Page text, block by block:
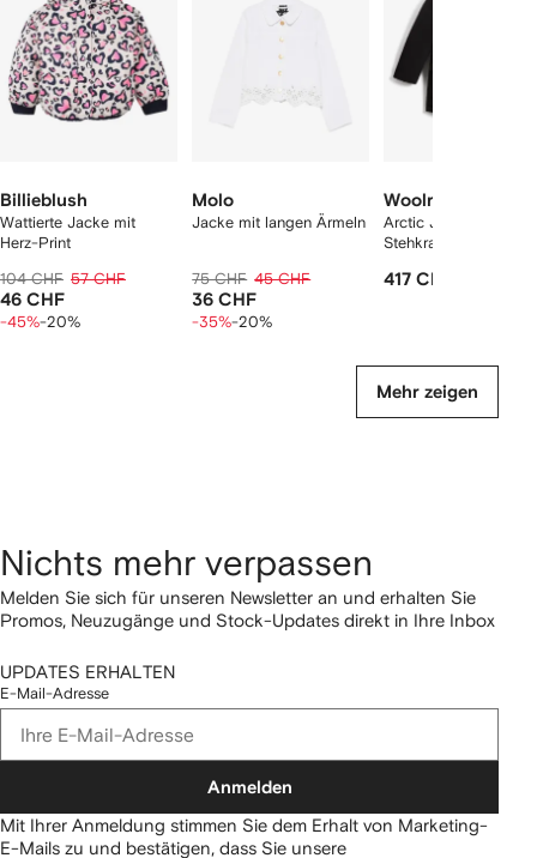
Billieblush
Wattierte Jacke mit
Herz-Print
104 CHF 57 CHF
46 CHF
-45%-20%
Molo
Jacke mit langen Ärmeln
75 CHF 45 CHF
36 CHF
-35%-20%
Woolrich
Arctic Jacke mit
Stehkragen
417 CHF
Mehr zeigen
Nichts mehr verpassen
Melden Sie sich für unseren Newsletter an und erhalten Sie
Promos, Neuzugänge und Stock-Updates direkt in Ihre Inbox
UPDATES ERHALTEN
E-Mail-Adresse
Anmelden
Mit Ihrer Anmeldung stimmen Sie dem Erhalt von Marketing-
E-Mails zu und bestätigen, dass Sie unsere